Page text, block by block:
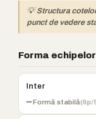
💡 Structura
punct de vedere
Forma echipelor
Inter
➖ Formă stabilă(6p/